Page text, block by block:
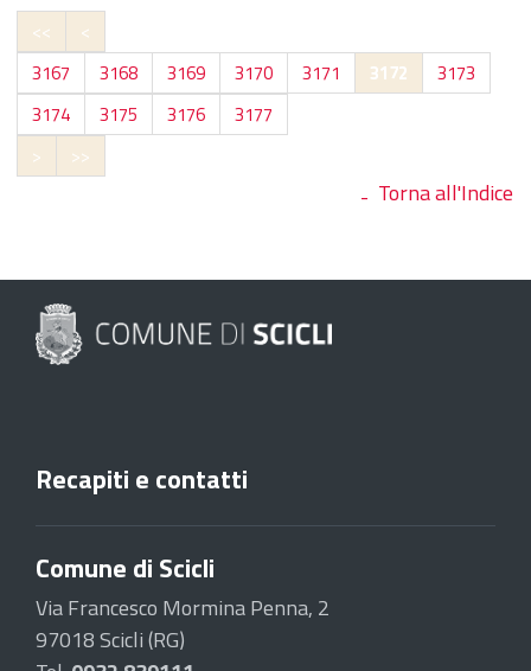
<<
<
3167
3168 3169 3170 3171 3172
3173
3174
3175 3176
3177
>
>>
Torna all'Indice
Recapiti e contatti
Comune di Scicli
Via Francesco Mormina Penna, 2
97018 Scicli (RG)